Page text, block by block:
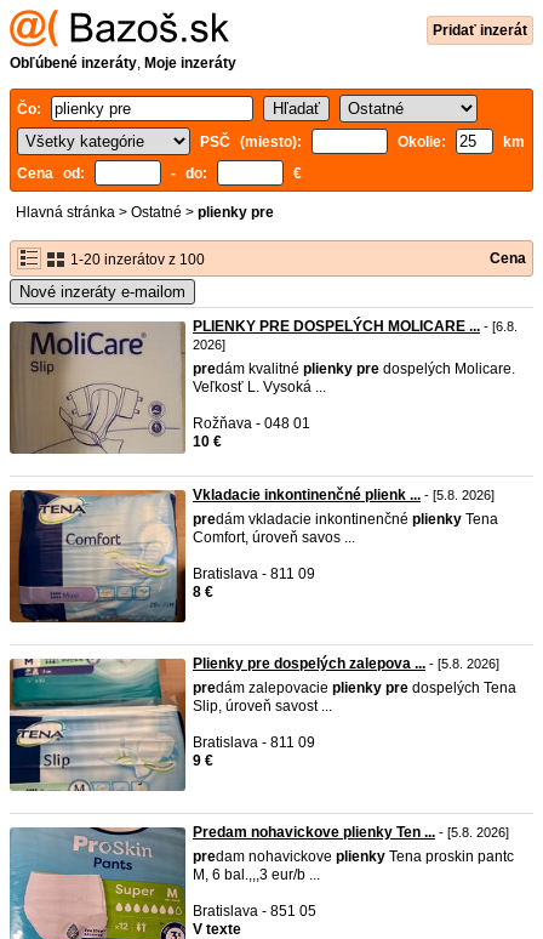
Pridať inzerát
Obľúbené inzeráty, Moje inzeráty
Čo:
PSČ (miesto):
Okolie:
km
Cena od:
- do: €
Hlavná stránka > Ostatné > plienky pre
1-20 inzerátov z 100 Cena
Nové inzeráty e-mailom
PLIENKY PRE DOSPELÝCH MOLICARE ... - [6.8.
2026]
predám kvalitné plienky pre dospelých Molicare.
Veľkosť L. Vysoká ...
Rožňava - 048 01
10 €
Vkladacie inkontinenčné plienk ... - [5.8. 2026]
predám vkladacie inkontinenčné plienky Tena
Comfort, úroveň savos ...
Bratislava - 811 09
8 €
Plienky pre dospelých zalepova ... - [5.8. 2026]
predám zalepovacie plienky pre dospelých Tena
Slip, úroveň savost ...
Bratislava - 811 09
9 €
Predam nohavickove plienky Ten ... - [5.8. 2026]
predam nohavickove plienky Tena proskin pantc
M, 6 bal.,,,3 eur/b ...
Bratislava - 851 05
V texte